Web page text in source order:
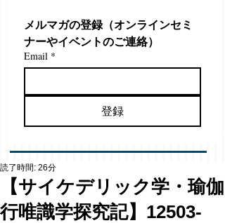
メルマガの登録（オンラインセミ
ナーやイベントのご連絡）
Email *
登録
【サイケデリック学・瑜伽
行唯識学探究記】12503-
読了時間: 26分